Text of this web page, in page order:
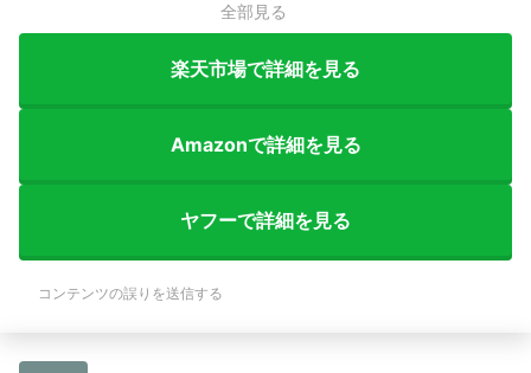
全部見る
楽天市場で詳細を見る
Amazonで詳細を見る
ヤフーで詳細を見る
コンテンツの誤りを送信する